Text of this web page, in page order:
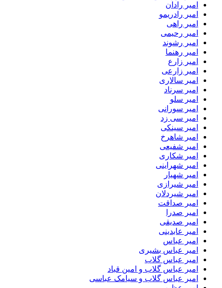
امیر رادان
امیر رادریمو
امیر راهی
امیر رحیمی
امیر رشوند
امیر رهنما
امیر زارع
امیر زارعی
امیر سالاری
امیر سرناد
امیر سلو
امیر سورانی
امیر سی زد
امیر سینکی
امیر شاهرخ
امیر شفیعی
امیر شکاری
امیر شهراینی
امیر شهیار
امیر شیرازی
امیر شیردلان
امیر صداقت
امیر صدرا
امیر صدیقی
امیر عابدینی
امیر عباس
امیر عباس بشیری
امیر عباس گلاب
امیر عباس گلاب و امین قباد
امیر عباس گلاب و سیامک عباسی